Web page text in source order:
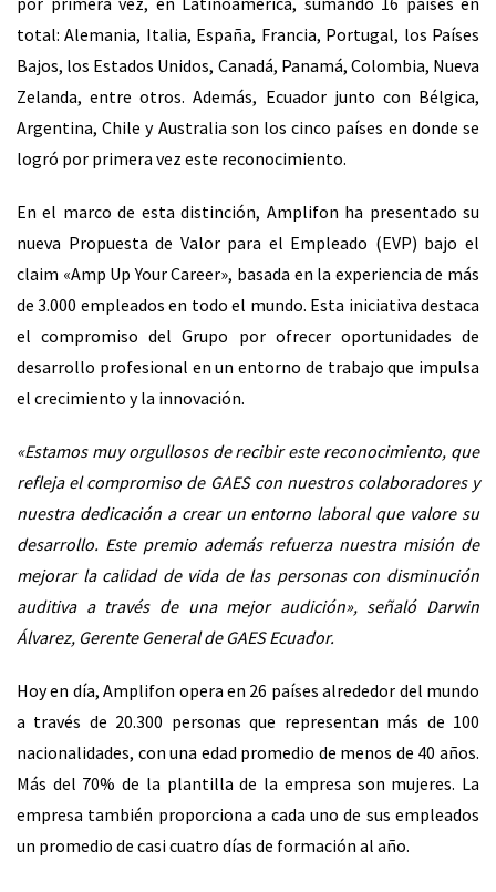
total: Alemania, Italia, España, Francia, Portugal, los Países
Bajos, los Estados Unidos, Canadá, Panamá, Colombia, Nueva
Zelanda, entre otros. Además, Ecuador junto con Bélgica,
Argentina, Chile y Australia son los cinco países en donde se
logró por primera vez este reconocimiento.
En el marco de esta distinción, Amplifon ha presentado su
nueva Propuesta de Valor para el Empleado (EVP) bajo el
claim «Amp Up Your Career», basada en la experiencia de más
de 3.000 empleados en todo el mundo. Esta iniciativa destaca
el compromiso del Grupo por ofrecer oportunidades de
desarrollo profesional en un entorno de trabajo que impulsa
el crecimiento y la innovación.
«Estamos muy orgullosos de recibir este reconocimiento, que
refleja el compromiso de GAES con nuestros colaboradores y
nuestra dedicación a crear un entorno laboral que valore su
desarrollo. Este premio además refuerza nuestra misión de
mejorar la calidad de vida de las personas con disminución
auditiva a través de una mejor audición», señaló Darwin
Álvarez, Gerente General de GAES Ecuador.
Hoy en día, Amplifon opera en 26 países alrededor del mundo
a través de 20.300 personas que representan más de 100
nacionalidades, con una edad promedio de menos de 40 años.
Más del 70% de la plantilla de la empresa son mujeres. La
empresa también proporciona a cada uno de sus empleados
un promedio de casi cuatro días de formación al año.